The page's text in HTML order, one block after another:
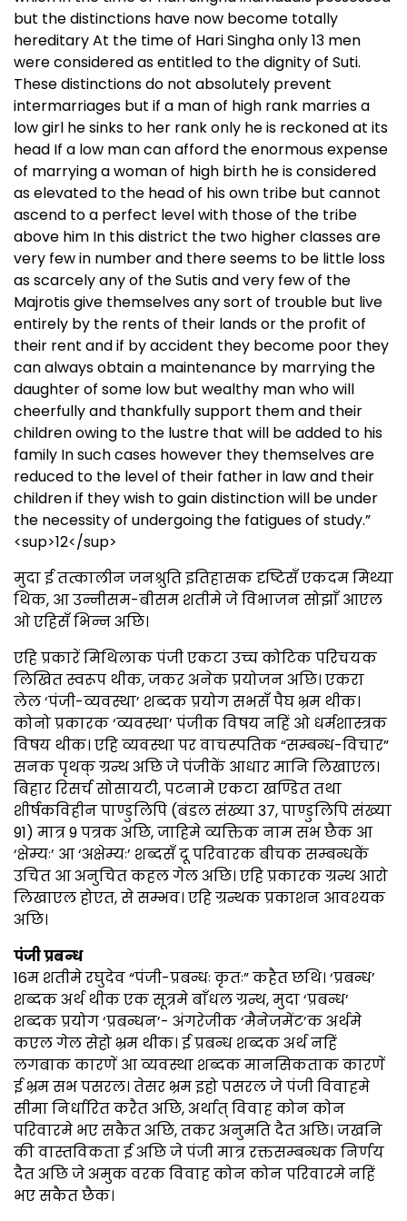
but the distinctions have now become totally
hereditary At the time of Hari Singha only 13 men
were considered as entitled to the dignity of Suti.
These distinctions do not absolutely prevent
intermarriages but if a man of high rank marries a
low girl he sinks to her rank only he is reckoned at its
head If a low man can afford the enormous expense
of marrying a woman of high birth he is considered
as elevated to the head of his own tribe but cannot
ascend to a perfect level with those of the tribe
above him In this district the two higher classes are
very few in number and there seems to be little loss
as scarcely any of the Sutis and very few of the
Majrotis give themselves any sort of trouble but live
entirely by the rents of their lands or the profit of
their rent and if by accident they become poor they
can always obtain a maintenance by marrying the
daughter of some low but wealthy man who will
cheerfully and thankfully support them and their
children owing to the lustre that will be added to his
family In such cases however they themselves are
reduced to the level of their father in law and their
children if they wish to gain distinction will be under
the necessity of undergoing the fatigues of study.”
<sup>12</sup>
मुदा ई तत्कालीन जनश्रुति इतिहासक दृष्टिसँ एकदम मिथ्या
थिक, आ उन्नीसम-बीसम शतीमे जे विभाजन सोझाँ आएल
ओ एहिसँ भिन्न अछि।
एहि प्रकारें मिथिलाक पंजी एकटा उच्च कोटिक परिचयक
लिखित स्वरूप थीक, जकर अनेक प्रयोजन अछि। एकरा
लेल ‘पंजी-व्यवस्था’ शब्दक प्रयोग सभसँ पैघ भ्रम थीक।
कोनो प्रकारक ‘व्यवस्था’ पंजीक विषय नहिं ओ धर्मशास्त्रक
विषय थीक। एहि व्यवस्था पर वाचस्पतिक “सम्बन्ध-विचार”
सनक पृथक् ग्रन्थ अछि जे पंजीकें आधार मानि लिखाएल।
बिहार रिसर्च सोसायटी, पटनामे एकटा खण्डित तथा
शीर्षकविहीन पाण्डुलिपि (बंडल संख्या 37, पाण्डुलिपि संख्या
91) मात्र 9 पत्रक अछि, जाहिमे व्यक्तिक नाम सभ छैक आ
‘क्षेम्यः’ आ ‘अक्षेम्यः’ शब्दसँ दू परिवारक बीचक सम्बन्धकें
उचित आ अनुचित कहल गेल अछि। एहि प्रकारक ग्रन्थ आरो
लिखाएल होएत, से सम्भव। एहि ग्रन्थक प्रकाशन आवश्यक
अछि।
पंजी प्रबन्ध
16म शतीमे रघुदेव “पंजी-प्रबन्धः कृतः” कहैत छथि। ‘प्रबन्ध’
शब्दक अर्थ थीक एक सूत्रमे बाँधल ग्रन्थ, मुदा ‘प्रबन्ध’
शब्दक प्रयोग ‘प्रबन्धन’- अंगरेजीक ‘मैनेजमेंट’क अर्थमे
कएल गेल सेहो भ्रम थीक। ई प्रबन्ध शब्दक अर्थ नहिं
लगबाक कारणें आ व्यवस्था शब्दक मानसिकताक कारणें
ई भ्रम सभ पसरल। तेसर भ्रम इहो पसरल जे पंजी विवाहमे
सीमा निर्धारित करैत अछि, अर्थात् विवाह कोन कोन
परिवारमे भए सकैत अछि, तकर अनुमति दैत अछि। जखनि
की वास्तविकता ई अछि जे पंजी मात्र रक्तसम्बन्धक निर्णय
दैत अछि जे अमुक वरक विवाह कोन कोन परिवारमे नहिं
भए सकैत छैक।